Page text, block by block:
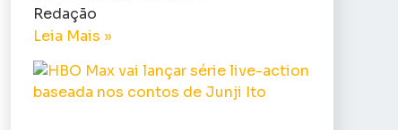
Redação
Leia Mais »